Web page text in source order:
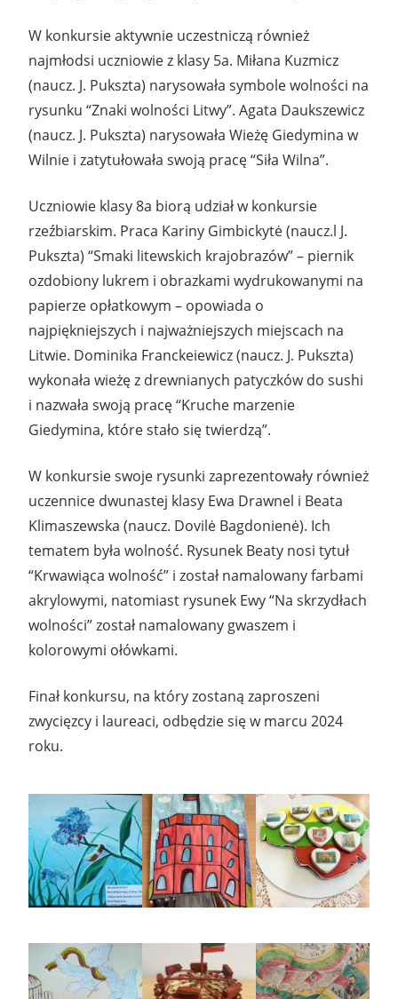
W konkursie aktywnie uczestniczą również
najmłodsi uczniowie z klasy 5a. Miłana Kuzmicz
(naucz. J. Pukszta) narysowała symbole wolności na
rysunku “Znaki wolności Litwy”. Agata Daukszewicz
(naucz. J. Pukszta) narysowała Wieżę Giedymina w
Wilnie i zatytułowała swoją pracę “Siła Wilna”.
Uczniowie klasy 8a biorą udział w konkursie
rzeźbiarskim. Praca Kariny Gimbickytė (naucz.l J.
Pukszta) “Smaki litewskich krajobrazów” – piernik
ozdobiony lukrem i obrazkami wydrukowanymi na
papierze opłatkowym – opowiada o
najpiękniejszych i najważniejszych miejscach na
Litwie. Dominika Franckeiewicz (naucz. J. Pukszta)
wykonała wieżę z drewnianych patyczków do sushi
i nazwała swoją pracę “Kruche marzenie
Giedymina, które stało się twierdzą”.
W konkursie swoje rysunki zaprezentowały również
uczennice dwunastej klasy Ewa Drawnel i Beata
Klimaszewska (naucz. Dovilė Bagdonienė). Ich
tematem była wolność. Rysunek Beaty nosi tytuł
“Krwawiąca wolność” i został namalowany farbami
akrylowymi, natomiast rysunek Ewy “Na skrzydłach
wolności” został namalowany gwaszem i
kolorowymi ołówkami.
Finał konkursu, na który zostaną zaproszeni
zwycięzcy i laureaci, odbędzie się w marcu 2024
roku.